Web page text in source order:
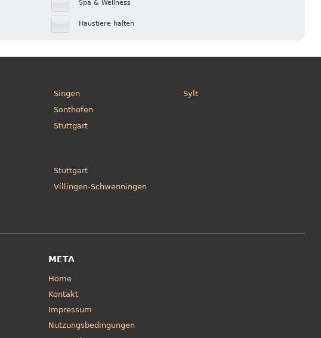
Spa & Wellness
Haustiere halten
Singen
Sonthofen
Stuttgart
Sylt
Stuttgart
Villingen-Schwenningen
META
Home
Kontakt
Impressum
Nutzungsbedingungen